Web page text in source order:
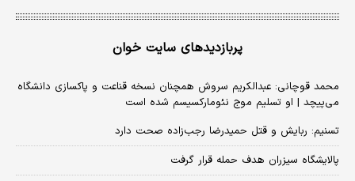
پربازدیدهای سایت خوان
محمد قوچانی: عبدالکریم سروش همچنان نسخه قناعت و پاکسازی دانشگاه
می‌پیچد | او تسلیم موج نئومارکسیسم شده است
تسنیم: ربایش و قتل حمیدرضا رجب‌زاده صحت دارد
پالایشگاه سیزران هدف حمله قرار گرفت